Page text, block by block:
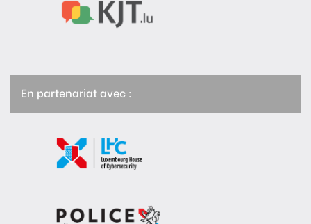
En partenariat avec :